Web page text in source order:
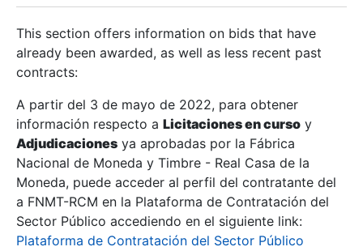
Show/Hide
Show/Hide
This section offers information on bids that have
already been awarded, as well as less recent past
contracts:
A partir del 3 de mayo de 2022, para obtener
información respecto a Licitaciones en curso y
Adjudicaciones ya aprobadas por la Fábrica
Nacional de Moneda y Timbre - Real Casa de la
Moneda, puede acceder al perfil del contratante del
a FNMT-RCM en la Plataforma de Contratación del
Sector Público accediendo en el siguiente link:
Plataforma de Contratación del Sector Público